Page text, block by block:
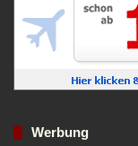
Werbung